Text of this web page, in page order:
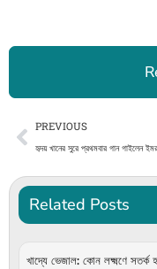
Prev
PREVIOUS
Related Posts
খাদ্যে ভেজাল: কোন লক্ষ্মণে সতর্ক